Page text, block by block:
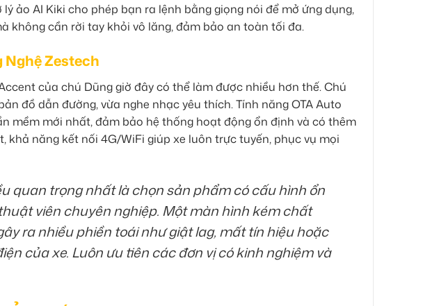
lý ảo AI Kiki cho phép bạn ra lệnh bằng giọng nói để mở ứng dụng,
không cần rời tay khỏi vô lăng, đảm bảo an toàn tối đa.
Nghệ Zestech
của chú Dũng giờ đây có thể làm được nhiều hơn thế. Chú
đồ dẫn đường, vừa nghe nhạc yêu thích. Tính năng OTA Auto
mềm mới nhất, đảm bảo hệ thống hoạt động ổn định và có thêm
năng kết nối 4G/WiFi giúp xe luôn trực tuyến, phục vụ mọi
quan trọng nhất là chọn sản phẩm có cấu hình ổn
viên chuyên nghiệp. Một màn hình kém chất
ra nhiều phiền toái như giật lag, mất tín hiệu hoặc
của xe. Luôn ưu tiên các đơn vị có kinh nghiệm và